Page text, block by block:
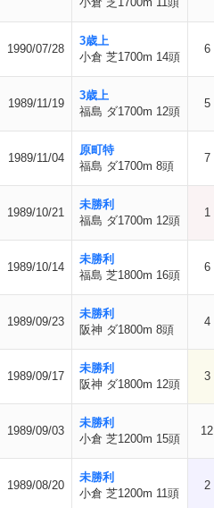
1990/07/28
3歳上
小倉 芝1700m 14頭
6
1989/11/19
3歳上
福島 ダ1700m 12頭
5
1989/11/04
原町特
福島 ダ1700m 8頭
7
1989/10/21
未勝利
福島 ダ1700m 12頭
1
1989/10/14
未勝利
福島 芝1800m 16頭
6
1989/09/23
未勝利
阪神 ダ1800m 8頭
4
1989/09/17
未勝利
阪神 ダ1800m 12頭
3
1989/09/03
未勝利
小倉 芝1200m 15頭
12
1989/08/20
未勝利
小倉 芝1200m 11頭
2